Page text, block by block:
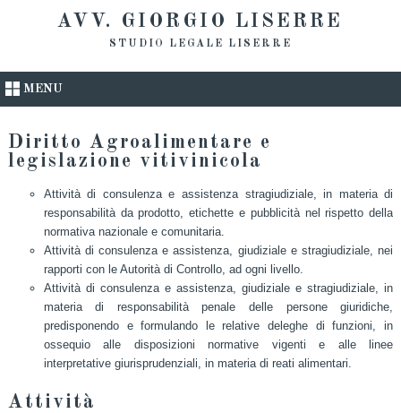
AVV. GIORGIO LISERRE
STUDIO LEGALE LISERRE
MENU
Diritto Agroalimentare e
legislazione vitivinicola
Attività di consulenza e assistenza stragiudiziale, in materia di
responsabilità da prodotto, etichette e pubblicità nel rispetto della
normativa nazionale e comunitaria.
Attività di consulenza e assistenza, giudiziale e stragiudiziale, nei
rapporti con le Autorità di Controllo, ad ogni livello.
Attività di consulenza e assistenza, giudiziale e stragiudiziale, in
materia di responsabilità penale delle persone giuridiche,
predisponendo e formulando le relative deleghe di funzioni, in
ossequio alle disposizioni normative vigenti e alle linee
interpretative giurisprudenziali, in materia di reati alimentari.
Attività